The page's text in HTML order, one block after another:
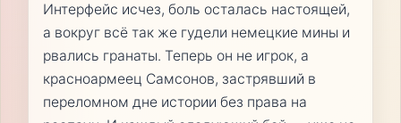
Интерфейс исчез, боль осталась настоящей,
а вокруг всё так же гудели немецкие мины и
рвались гранаты. Теперь он не игрок, а
красноармеец Самсонов, застрявший в
переломном дне истории без права на